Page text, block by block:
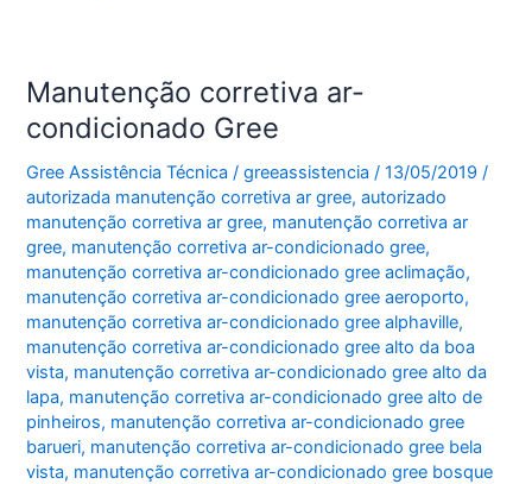
Manutenção corretiva ar-
condicionado Gree
Gree Assistência Técnica /greeassistencia/13/05/2019/
autorizada manutenção corretiva ar gree,autorizado
manutenção corretiva ar gree, manutenção corretiva ar
gree, manutenção corretiva ar-condicionado gree,
manutenção corretiva ar-condicionado gree aclimação,
manutenção corretiva ar-condicionado gree aeroporto,
manutenção corretiva ar-condicionado gree alphaville,
manutenção corretiva ar-condicionado gree alto da boa
vista, manutenção corretiva ar-condicionado gree alto da
lapa, manutenção corretiva ar-condicionado gree alto de
pinheiros, manutenção corretiva ar-condicionado gree
barueri, manutenção corretiva ar-condicionado gree bela
vista, manutenção corretiva ar-condicionado gree bosque